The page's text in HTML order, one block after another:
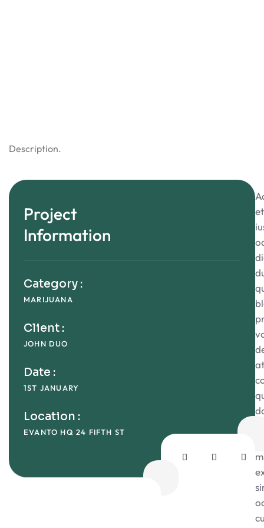
Description.
Project
Information
Category :
MARIJUANA
Client :
JOHN DUO
Date :
1ST JANUARY
Location :
EVANTO HQ 24 FIFTH ST
et